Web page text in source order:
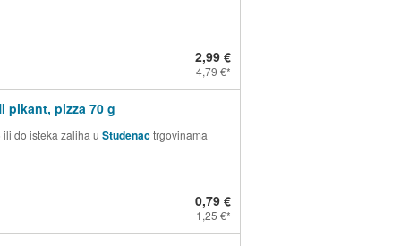
2,99 €
4,79 €
pikant, pizza 70 g
do isteka zaliha u Studenactrgovinama
0,79 €
1,25 €